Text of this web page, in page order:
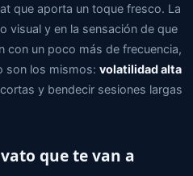
que aporta un toque fresco. La
visual y en la sensación de que
con un poco más de frecuencia,
son los mismos: volatilidad alta
y bendecir sesiones largas
que te van a